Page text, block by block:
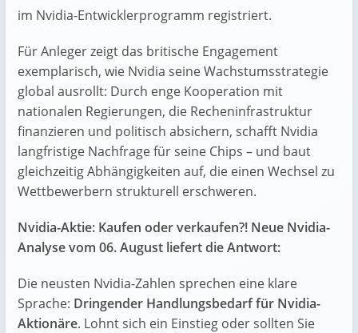
im Nvidia-Entwicklerprogramm registriert.
Für Anleger zeigt das britische Engagement
exemplarisch, wie Nvidia seine Wachstumsstrategie
global ausrollt: Durch enge Kooperation mit
nationalen Regierungen, die Recheninfrastruktur
finanzieren und politisch absichern, schafft Nvidia
langfristige Nachfrage für seine Chips – und baut
gleichzeitig Abhängigkeiten auf, die einen Wechsel zu
Wettbewerbern strukturell erschweren.
Nvidia-Aktie: Kaufen oder verkaufen?! Neue Nvidia-
Analyse vom 06. August liefert die Antwort:
Die neusten Nvidia-Zahlen sprechen eine klare
Sprache: Dringender Handlungsbedarf für Nvidia-
Aktionäre. Lohnt sich ein Einstieg oder sollten Sie